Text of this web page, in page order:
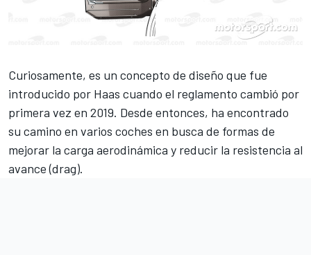
Curiosamente, es un concepto de diseño que fue
introducido por Haas cuando el reglamento cambió por
primera vez en 2019. Desde entonces, ha encontrado
su camino en varios coches en busca de formas de
mejorar la carga aerodinámica y reducir la resistencia al
avance (drag).